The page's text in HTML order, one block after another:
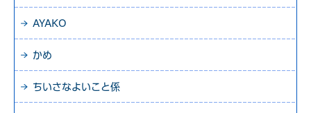
AYAKO
かめ
ちいさなよいこと係